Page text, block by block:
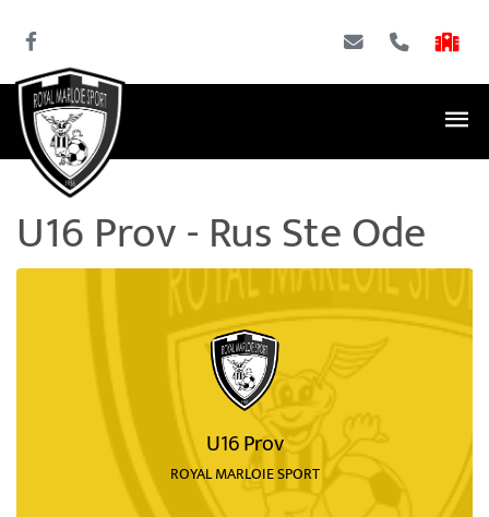
U16 Prov - Rus Ste Ode
U16 Prov
ROYAL MARLOIE SPORT